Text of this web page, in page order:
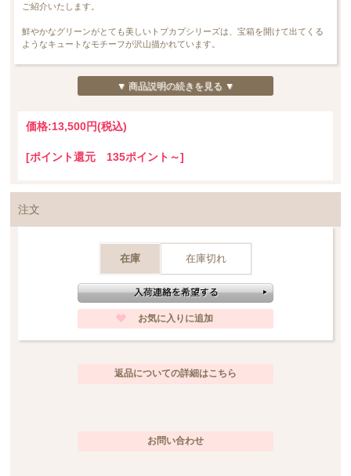
ご紹介いたします。
鮮やかなグリーンがとても美しいトプカプシリーズは、宝箱を開けて出てくる
ようなキュートなモチーフが沢山描かれています。
枚です。
又、深さもありますので、コンディメンツにも最適です。
使い勝手の良い小皿でございますので、是非数を揃える事もご検討下さい。
＊＊＊＊＊＊＊＊＊＊＊＊＊＊＊＊＊＊＊＊＊＊＊＊＊＊＊＊＊＊＊＊＊＊＊
＊＊＊＊
淡、金彩にムレが出ます。これはハンドペイント特有の性質で、不良品ではご
ざいません。当店の商品はメーカー側の検品と合わせ、3度の検品が行われてお
願い申し上げます。
▼ 商品説明の続きを見る ▼
価格:13,500円(税込)
[ポイント還元 135ポイント～]
注文
在庫 在庫切れ
返品についての詳細はこちら
お問い合わせ